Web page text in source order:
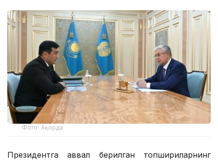
Фото: Ақорда
Президентга аввал берилган топшириқларнинг